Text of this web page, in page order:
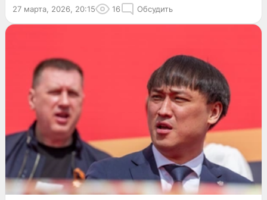
27 марта, 2026, 20:15 16 Обсудить